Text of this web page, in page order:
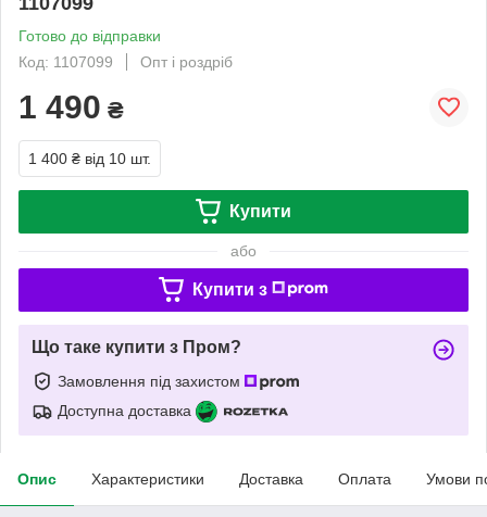
Готово до відправки
Код: 1107099
Опт і роздріб
1 490 ₴
1 400 ₴ від 10 шт.
Купити
або
Купити з
Що таке купити з Пром?
Замовлення під захистом
Доступна доставка
Опис Характеристики Доставка Оплата Умови